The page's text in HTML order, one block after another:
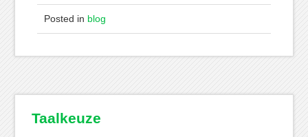
Posted in blog
Taalkeuze